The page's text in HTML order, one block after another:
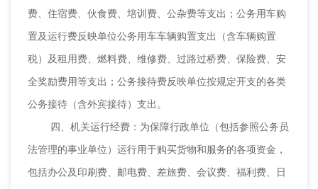
费、住宿费、伙食费、培训费、公杂费等支出；公务用车购
置及运行费反映单位公务用车车辆购置支出（含车辆购置
税）及租用费、燃料费、维修费、过路过桥费、保险费、安
全奖励费用等支出；公务接待费反映单位按规定开支的各类
公务接待（含外宾接待）支出。
四、机关运行经费：为保障行政单位（包括参照公务员
法管理的事业单位）运行用于购买货物和服务的各项资金，
包括办公及印刷费、邮电费、差旅费、会议费、福利费、日